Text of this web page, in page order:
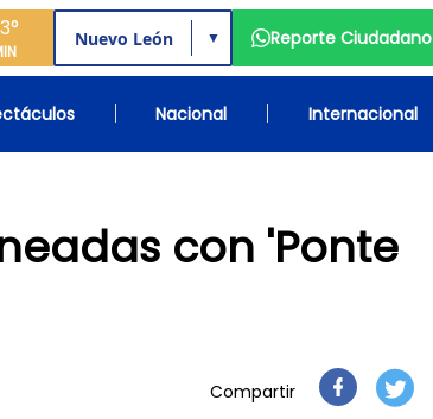
▼ Reporte Ciudadano
Nacional Internacional
con 'Ponte
Compartir